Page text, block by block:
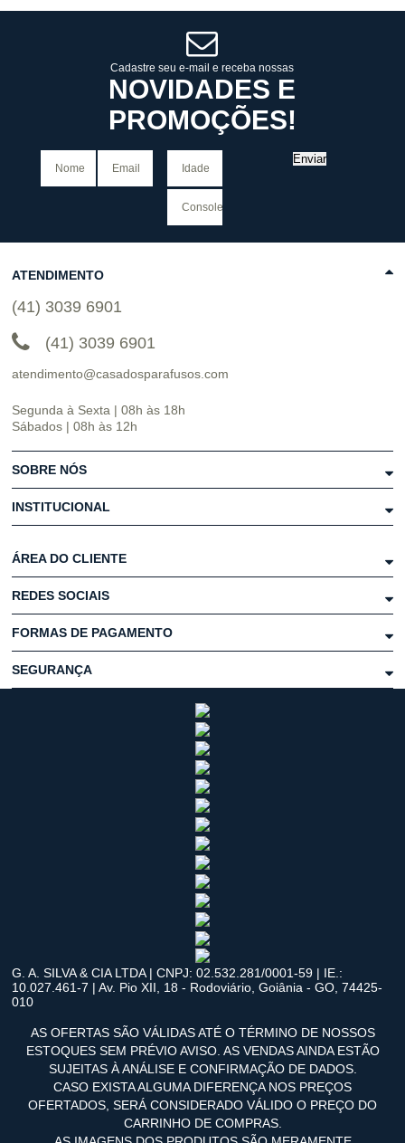
10 x de R$ 255,09
Cadastre seu e-mail e receba nossas
NOVIDADES E
PROMOÇÕES!
Enviar
ATENDIMENTO
(41) 3039 6901
(41) 3039 6901
atendimento@casadosparafusos.com
Segunda à Sexta | 08h às 18h
Sábados | 08h às 12h
SOBRE NÓS
INSTITUCIONAL
ÁREA DO CLIENTE
REDES SOCIAIS
FORMAS DE PAGAMENTO
SEGURANÇA
G. A. SILVA & CIA LTDA | CNPJ: 02.532.281/0001-59 | IE.:
10.027.461-7 | Av. Pio XII, 18 - Rodoviário, Goiânia - GO, 74425-
010
AS OFERTAS SÃO VÁLIDAS ATÉ O TÉRMINO DE NOSSOS
ESTOQUES SEM PRÉVIO AVISO. AS VENDAS AINDA ESTÃO
SUJEITAS À ANÁLISE E CONFIRMAÇÃO DE DADOS.
CASO EXISTA ALGUMA DIFERENÇA NOS PREÇOS
OFERTADOS, SERÁ CONSIDERADO VÁLIDO O PREÇO DO
CARRINHO DE COMPRAS.